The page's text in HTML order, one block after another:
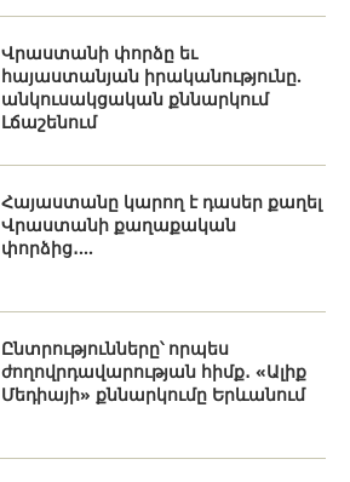
Վրաստանի փորձը եւ
հայաստանյան իրականությունը.
անկուսակցական քննարկում
Լճաշենում
Հայաստանը կարող է դասեր քաղել
Վրաստանի քաղաքական
փորձից․...
Ընտրությունները՝ որպես
ժողովրդավարության հիմք․ «Ալիք
Մեդիայի» քննարկումը Երևանում